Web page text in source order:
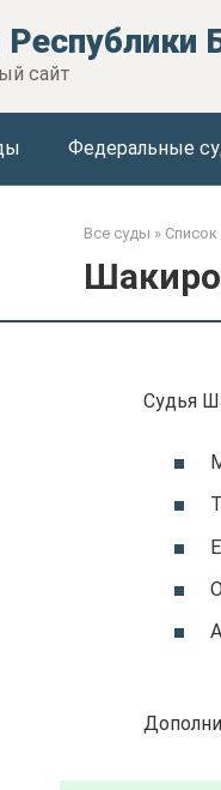
сайт
Федеральные
Все суды » Список
Судья